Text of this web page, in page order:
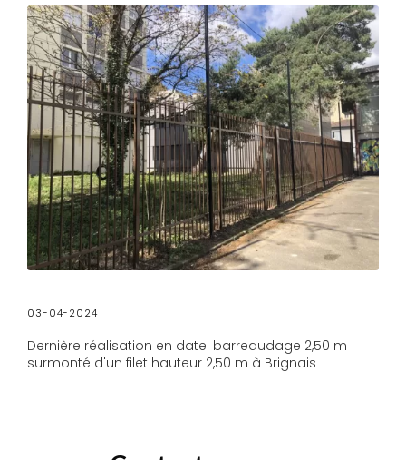
03-04-2024
Dernière réalisation en date: barreaudage 2,50 m
surmonté d'un filet hauteur 2,50 m à Brignais